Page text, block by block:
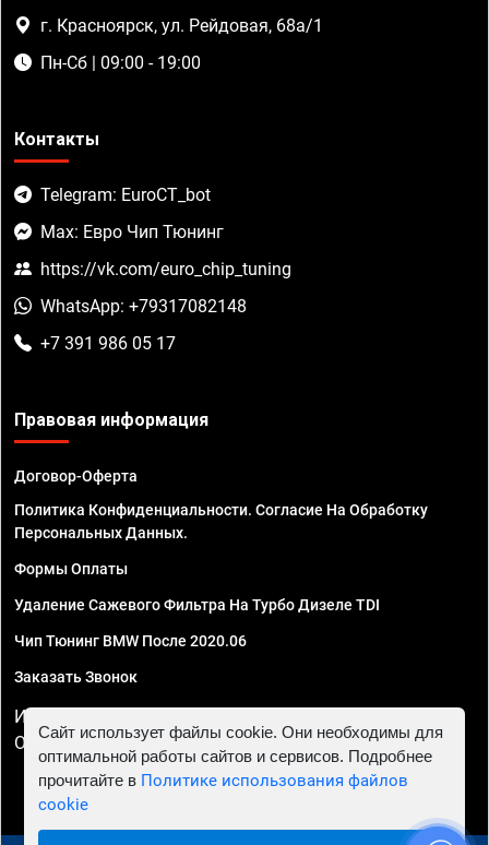
г. Красноярск, ул. Рейдовая, 68а/1
Пн-Сб | 09:00 - 19:00
Контакты
Telegram: EuroCT_bot
Max: Евро Чип Тюнинг
https://vk.com/euro_chip_tuning
WhatsApp: +79317082148
+7 391 986 05 17
Правовая информация
Договор-Оферта
Политика Конфиденциальности. Согласие На Обработку
Персональных Данных.
Формы Оплаты
Удаление Сажевого Фильтра На Турбо Дизеле TDI
Чип Тюнинг BMW После 2020.06
Заказать Звонок
ИП Смирнов Георгий Павлович. ИНН 781302555843,
ОГРНИП 324470400032610
Сайт использует файлы cookie. Они необходимы для
оптимальной работы сайтов и сервисов. Подробнее
прочитайте в Политике использования файлов
cookie